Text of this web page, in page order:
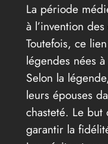
La période
à l’invention
Toutefois, ce
légendes nées
Selon la
leurs épouses
chasteté. Le
garantir la